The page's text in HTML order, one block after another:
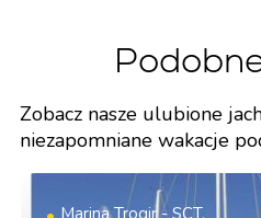
Zobacz nasze ulubione
niezapomniane wakacje
Marina Trogir - SCT,